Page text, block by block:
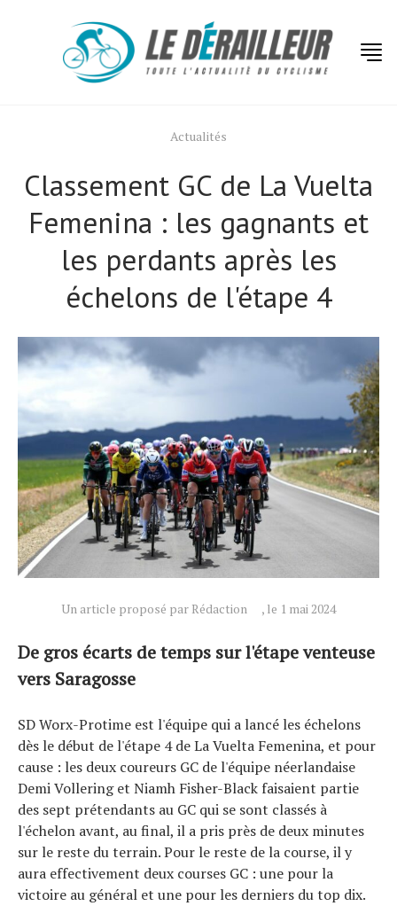
Actualités
Classement GC de La Vuelta
Femenina : les gagnants et
les perdants après les
échelons de l'étape 4
Un article proposé par Rédaction , le 1 mai 2024
De gros écarts de temps sur l'étape venteuse
vers Saragosse
SD Worx-Protime est l'équipe qui a lancé les échelons
dès le début de l'étape 4 de La Vuelta Femenina, et pour
cause : les deux coureurs GC de l'équipe néerlandaise
Demi Vollering et Niamh Fisher-Black faisaient partie
des sept prétendants au GC qui se sont classés à
l'échelon avant, au final, il a pris près de deux minutes
sur le reste du terrain. Pour le reste de la course, il y
aura effectivement deux courses GC : une pour la
victoire au général et une pour les derniers du top dix.
Technologies
Tests de produits
Tendances
Tous nos articles
À propos